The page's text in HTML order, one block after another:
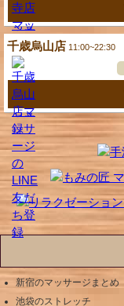
千歳烏山店 11:00~22:30
新宿のマッサージまとめ
池袋のストレッチ